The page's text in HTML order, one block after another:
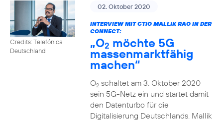
Credits: Telefónica
Deutschland
02. Oktober 2020
INTERVIEW MIT CTIO MALLIK RAO IN DER
CONNECT:
„O2 möchte 5G
massenmarktfähig
machen“
O2schaltet am 3. Oktober 2020
sein 5G-Netz ein und startet damit
den Datenturbo für die
Digitalisierung Deutschlands. Mallik